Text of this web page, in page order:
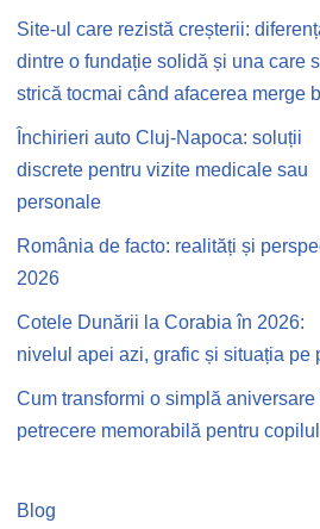
Site-ul care rezistă creșterii:
dintre o fundație solidă și una care
strică tocmai când afacerea merge
Închirieri auto Cluj-Napoca: soluții
discrete pentru vizite medicale sau
personale
România de facto: realități și
2026
Cotele Dunării la Corabia în 2026:
nivelul apei azi, grafic și situația pe
Cum transformi o simplă aniversare
petrecere memorabilă pentru
Blog